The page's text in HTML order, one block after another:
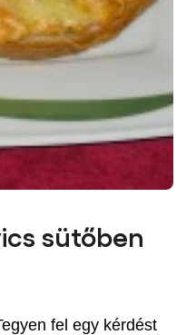
sütőben
fel egy kérdést